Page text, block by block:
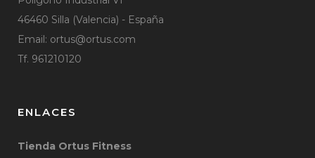
46460 Silla (Valencia) - España
Email: ortus@ortus.com
Tf. 961210120
ENLACES
Tienda Ortus Fitness